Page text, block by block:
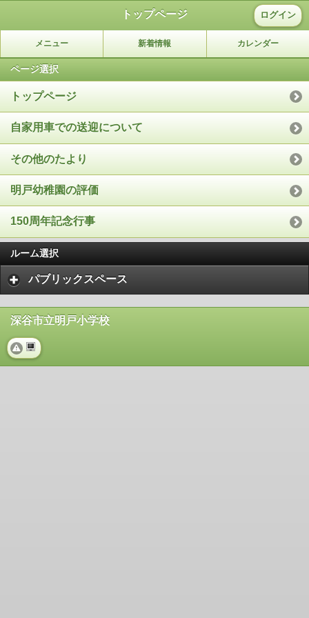
トップページ ログイン
メニュー 新着情報 カレンダー
ページ選択
トップページ
自家用車での送迎について
その他のたより
明戸幼稚園の評価
150周年記念行事
ルーム選択
パブリックスペース
深谷市立明戸小学校